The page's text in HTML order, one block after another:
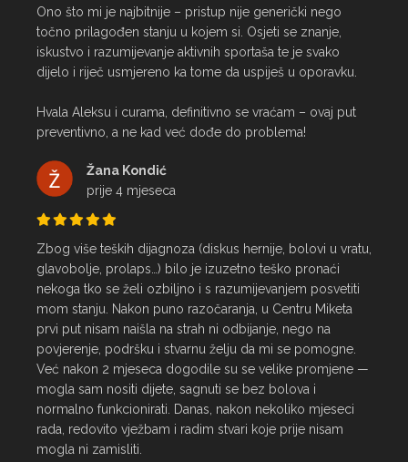
Ono što mi je najbitnije – pristup nije generički nego
točno prilagođen stanju u kojem si. Osjeti se znanje,
iskustvo i razumijevanje aktivnih sportaša te je svako
dijelo i riječ usmjereno ka tome da uspiješ u oporavku.
Hvala Aleksu i curama, definitivno se vraćam – ovaj put
preventivno, a ne kad već dođe do problema!
Žana Kondić
prije 4 mjeseca
Zbog više teških dijagnoza (diskus hernije, bolovi u vratu,
glavobolje, prolaps…) bilo je izuzetno teško pronaći
nekoga tko se želi ozbiljno i s razumijevanjem posvetiti
mom stanju. Nakon puno razočaranja, u Centru Miketa
prvi put nisam naišla na strah ni odbijanje, nego na
povjerenje, podršku i stvarnu želju da mi se pomogne.
Već nakon 2 mjeseca dogodile su se velike promjene —
mogla sam nositi dijete, sagnuti se bez bolova i
normalno funkcionirati. Danas, nakon nekoliko mjeseci
rada, redovito vježbam i radim stvari koje prije nisam
mogla ni zamisliti.